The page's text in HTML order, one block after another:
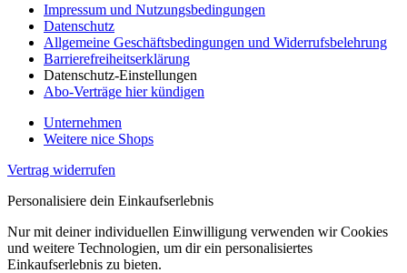
Impressum und Nutzungsbedingungen
Datenschutz
Allgemeine Geschäftsbedingungen und Widerrufsbelehrung
Barrierefreiheitserklärung
Datenschutz-Einstellungen
Abo-Verträge hier kündigen
Unternehmen
Weitere nice Shops
Vertrag widerrufen
Personalisiere dein Einkaufserlebnis
Nur mit deiner individuellen Einwilligung verwenden wir Cookies
und weitere Technologien, um dir ein personalisiertes
Einkaufserlebnis zu bieten.